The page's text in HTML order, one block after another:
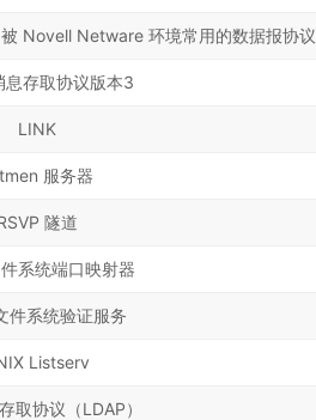
Novell Netware 环境常用的数据报协议
息存取协议版本3
LINK
服务器
隧道
系统端口映射器
件系统验证服务
Listserv
取协议（LDAP）